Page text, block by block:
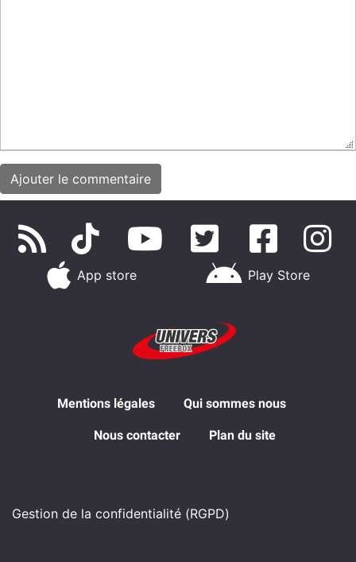
App store Play Store
Mentions légales Qui sommes nous
Nous contacter Plan du site
Gestion de la confidentialité (RGPD)